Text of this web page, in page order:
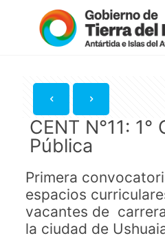
CENT N°11:
Pública
Primera
espacios
vacantes de
la ciudad de